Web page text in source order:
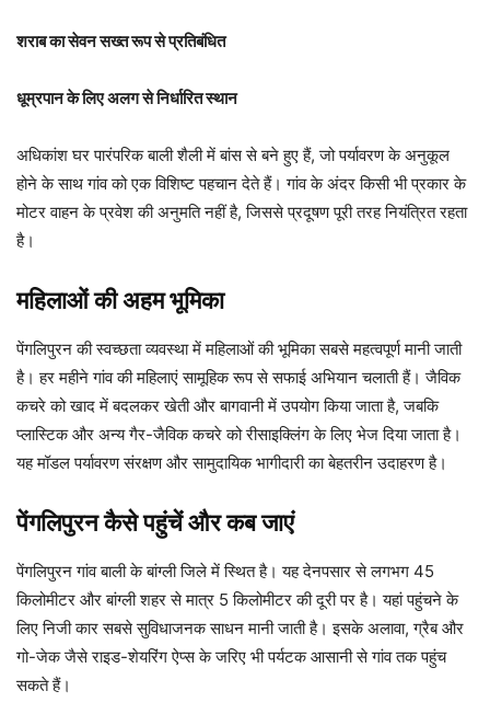
शराब का सेवन सख्त रूप से प्रतिबंधित
धूम्रपान के लिए अलग से निर्धारित स्थान
अधिकांश घर पारंपरिक बाली शैली में बांस से बने हुए हैं, जो पर्यावरण के अनुकूल
होने के साथ गांव को एक विशिष्ट पहचान देते हैं। गांव के अंदर किसी भी प्रकार के
मोटर वाहन के प्रवेश की अनुमति नहीं है, जिससे प्रदूषण पूरी तरह नियंत्रित रहता
है।
महिलाओं की अहम भूमिका
पेंगलिपुरन की स्वच्छता व्यवस्था में महिलाओं की भूमिका सबसे महत्वपूर्ण मानी जाती
है। हर महीने गांव की महिलाएं सामूहिक रूप से सफाई अभियान चलाती हैं। जैविक
कचरे को खाद में बदलकर खेती और बागवानी में उपयोग किया जाता है, जबकि
प्लास्टिक और अन्य गैर-जैविक कचरे को रीसाइक्लिंग के लिए भेज दिया जाता है।
यह मॉडल पर्यावरण संरक्षण और सामुदायिक भागीदारी का बेहतरीन उदाहरण है।
पेंगलिपुरन कैसे पहुंचें और कब जाएं
पेंगलिपुरन गांव बाली के बांग्ली जिले में स्थित है। यह देनपसार से लगभग 45
किलोमीटर और बांग्ली शहर से मात्र 5 किलोमीटर की दूरी पर है। यहां पहुंचने के
लिए निजी कार सबसे सुविधाजनक साधन मानी जाती है। इसके अलावा, ग्रैब और
गो-जेक जैसे राइड-शेयरिंग ऐप्स के जरिए भी पर्यटक आसानी से गांव तक पहुंच
सकते हैं।